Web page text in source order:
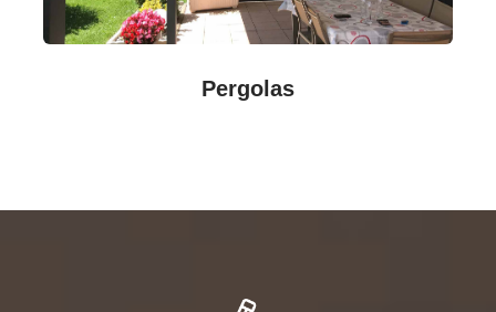
Pergolas